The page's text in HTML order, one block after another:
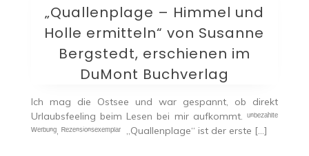
„Quallenplage – Himmel und
Holle ermitteln“ von Susanne
Bergstedt, erschienen im
DuMont Buchverlag
Ich mag die Ostsee und war gespannt, ob direkt
Urlaubsfeeling beim Lesen bei mir aufkommt. ᵘⁿᵇᵉᶻᵃʰˡᵗᵉ
ᵂᵉʳᵇᵘⁿᵍ, ᴿᵉᶻᵉⁿˢⁱᵒⁿˢᵉˣᵉᵐᵖˡᵃʳ „Quallenplage“ ist der erste […]